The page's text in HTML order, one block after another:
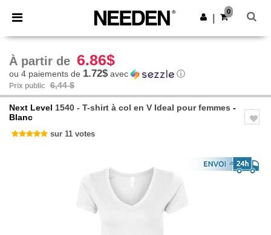
× Appli Needen
Meilleurs prix sur l’app !
Obtenir l'appli
0
À partir de 6.86$
ou 4 paiements de 1.72$avec ⓘ
Prix public 6,44 $
Next Level 1540 - T-shirt à col en V Ideal pour femmes -
Blanc
sur 11 votes